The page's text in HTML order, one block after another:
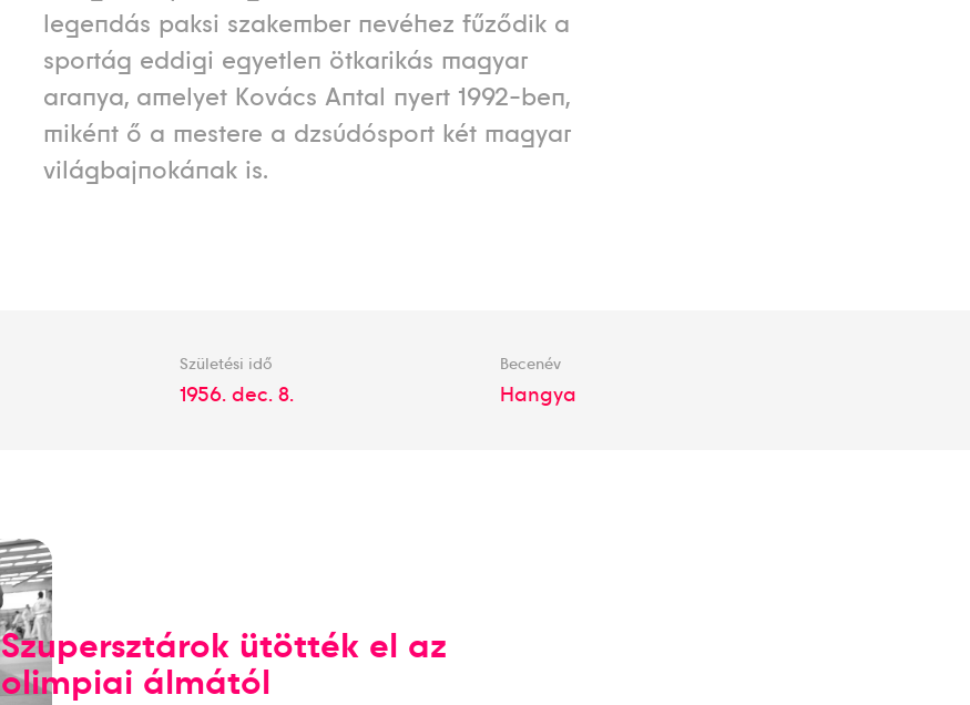
legendás paksi szakember nevéhez fűződik a
sportág eddigi egyetlen ötkarikás magyar
aranya, amelyet Kovács Antal nyert 1992-ben,
miként ő a mestere a dzsúdósport két magyar
világbajnokának is.
Születési idő
1956. dec. 8.
Becenév
Hangya
Szupersztárok ütötték el az
olimpiai álmától